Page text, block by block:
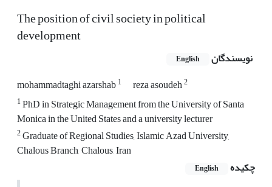
The position of civil society in political
development
نویسندگان English
mohammadtaghi azarshab1 reza asoudeh2
1PhD in Strategic Management from the University of Santa
Monica in the United States and a university lecturer
2Graduate of Regional Studies, Islamic Azad University,
Chalous Branch, Chalous, Iran
چکیده
English